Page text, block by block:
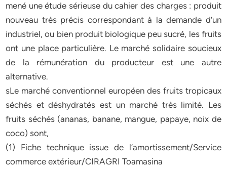
mené une étude sérieuse du cahier des charges : produit
nouveau très précis correspondant à la demande d’un
industriel, ou bien produit biologique peu sucré, les fruits
ont une place particulière. Le marché solidaire soucieux
de la rémunération du producteur est une autre
alternative.
sLe marché conventionnel européen des fruits tropicaux
séchés et déshydratés est un marché très limité. Les
fruits séchés (ananas, banane, mangue, papaye, noix de
coco) sont,
(1) Fiche technique issue de l’amortissement/Service
commerce extérieur/CIRAGRI Toamasina